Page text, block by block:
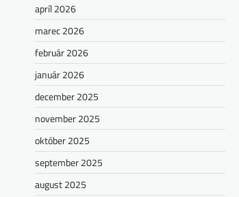
apríl 2026
marec 2026
február 2026
január 2026
december 2025
november 2025
október 2025
september 2025
august 2025